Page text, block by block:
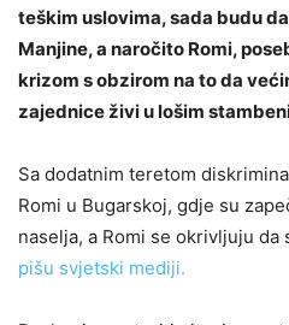
teškim uslovima, sada budu
Manjine, a naročito Romi,
krizom s obzirom na to da
zajednice živi u lošim
Sa dodatnim teretom
Romi u Bugarskoj, gdje su
naselja, a Romi se okrivljuju da
pišu svjetski mediji.